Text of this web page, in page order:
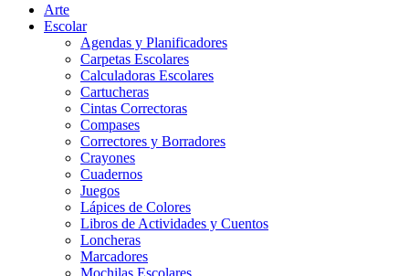
Arte
Escolar
Agendas y Planificadores
Carpetas Escolares
Calculadoras Escolares
Cartucheras
Cintas Correctoras
Compases
Correctores y Borradores
Crayones
Cuadernos
Juegos
Lápices de Colores
Libros de Actividades y Cuentos
Loncheras
Marcadores
Mochilas Escolares